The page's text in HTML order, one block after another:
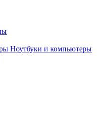
Ноутбуки и компьютеры